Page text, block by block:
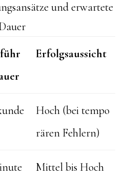
und erwartete
Erfolgsaussicht
Hoch (bei tempo
rären Fehlern)
Mittel bis Hoch